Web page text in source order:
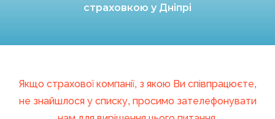
страховкою у Дніпрі
Якщо страхової компанії, з якою Ви співпрацюєте,
не знайшлося у списку, просимо зателефонувати